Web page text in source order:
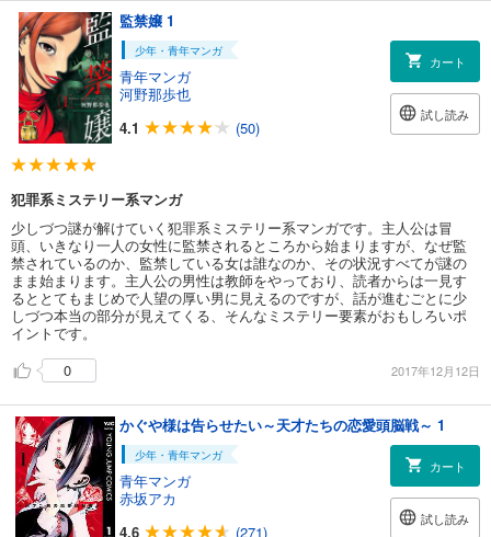
監禁嬢 1
少年・青年マンガ
青年マンガ
河野那歩也
4.1
(50)
カート
試し読み
犯罪系ミステリー系マンガ
少しづつ謎が解けていく犯罪系ミステリー系マンガです。主人公は冒
頭、いきなり一人の女性に監禁されるところから始まりますが、なぜ監
禁されているのか、監禁している女は誰なのか、その状況すべてが謎の
まま始まります。主人公の男性は教師をやっており、読者からは一見す
るととてもまじめで人望の厚い男に見えるのですが、話が進むごとに少
しづつ本当の部分が見えてくる、そんなミステリー要素がおもしろいポ
イントです。
0
2017年12月12日
かぐや様は告らせたい～天才たちの恋愛頭脳戦～ 1
少年・青年マンガ
青年マンガ
赤坂アカ
4.6
(271)
カート
試し読み